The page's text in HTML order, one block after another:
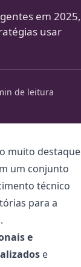
em 2025,
usar
de leitura
muito destaque
um conjunto
técnico
para a
e
e